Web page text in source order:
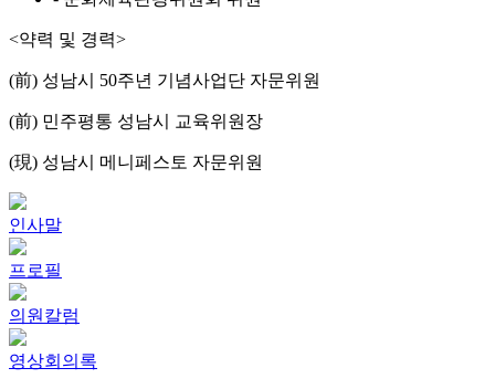
<약력 및 경력>
(前) 성남시 50주년 기념사업단 자문위원
(前) 민주평통 성남시 교육위원장
(現) 성남시 메니페스토 자문위원
인사말
프로필
의원칼럼
영상회의록